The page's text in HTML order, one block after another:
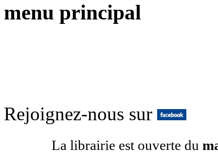
menu principal
Rejoignez-nous sur
La librairie est ouverte du